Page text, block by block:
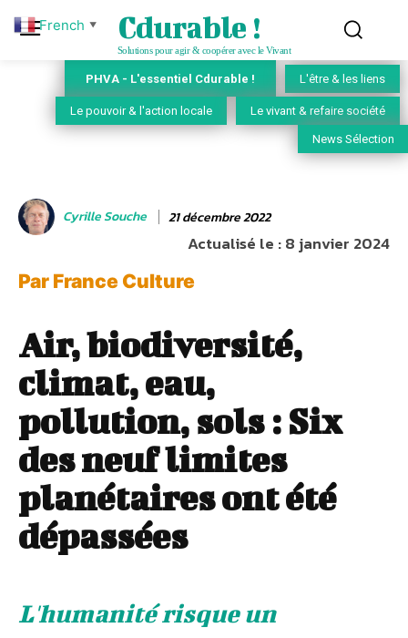
Cdurable !
Solutions pour agir & coopérer avec le Vivant
PHVA - L'essentiel Cdurable ! L'être & les liens
Le pouvoir & l'action locale Le vivant & refaire société
News Sélection
Cyrille Souche 21 décembre 2022
Actualisé le :8 janvier 2024
Par France Culture
Air, biodiversité,
climat, eau,
pollution, sols : Six
des neuf limites
planétaires ont été
dépassées
L'humanité risque un
French ▼